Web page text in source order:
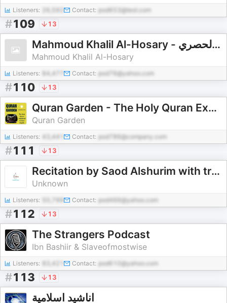
Listeners: Contact: pod653@test.com
#109 13
Mahmoud Khalil Al-Hosary - محمود خليل الحصري
Mahmoud Khalil Al-Hosary
Listeners: 84,477 Contact: pod76@yahoo.com
#110 13
Quran Garden - The Holy Quran Explained in Clear English (English Tafsir)
Quran Garden
Listeners: 43,441 Contact: pod786@company.com
#111 13
Recitation by Saod Alshurim with translation of the meaning in German
Unknown
Listeners: Contact: pod466@yahoo.com
#112 13
The Strangers Podcast
Ibn Bashiir & Slaveofmostwise
Listeners: 83,421 Contact: pod610@yahoo.com
#113 13
اناشيد اسلامية